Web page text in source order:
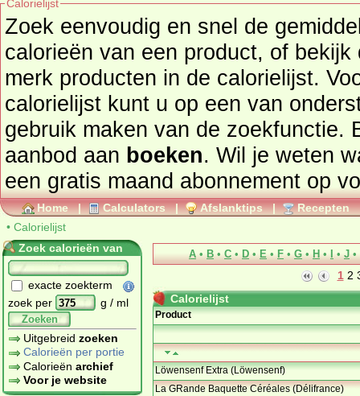
Calorielijst
Zoek eenvoudig en snel de
calorieën van een product, of
merk producten in de calorielijst.
calorielijst kunt u op een van
gebruik maken van de zoekfunctie.
aanbod aan boeken. Wil je weten
een gratis maand abonnement op
Home | Calculators | Afslanktips | Recepten
• Calorielijst
Zoek calorieën van
exacte zoekterm
zoek per
g / ml
Zoeken
Uitgebreid zoeken
Calorieën per portie
Calorieën archief
Voor je website
A • B • C • D • E • F • G • H • • J •
1 2
Calorielijst
Product
Löwensenf Extra (Löwensenf)
La GRande Baquette Céréales (Délifrance)